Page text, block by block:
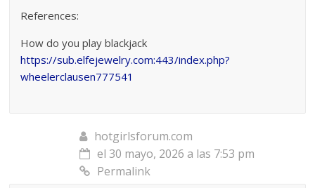
References:
How do you play blackjack
https://sub.elfejewelry.com:443/index.php?
wheelerclausen777541
hotgirlsforum.com
el 30 mayo, 2026 a las 7:53 pm
Permalink